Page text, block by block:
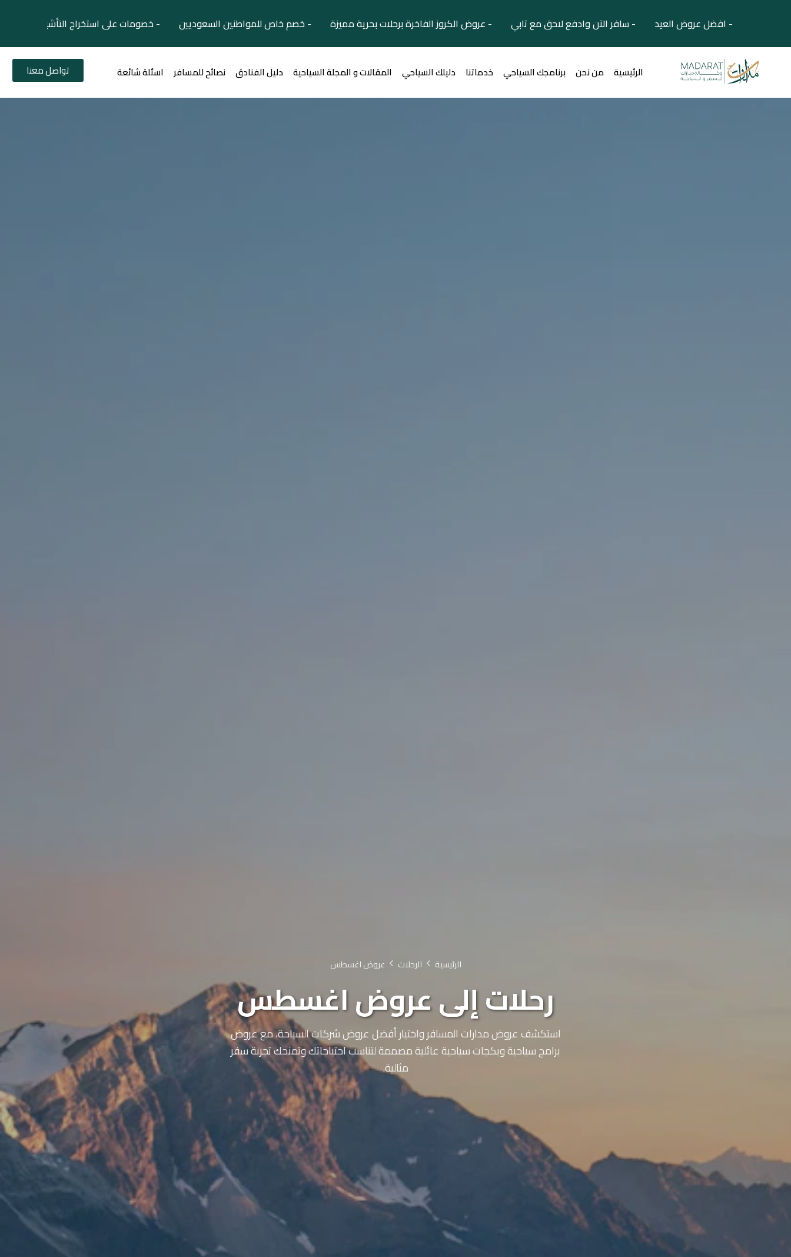
- افضل عروض العيد - سافر الآن وادفع لاحق مع تابي - عروض الكروز الفاخرة برحلات بحرية مميزة - خصم خاص للمواطنين السعوديين - خصومات على استخراج التأشيرات
الرئيسية من نحن برنامجك السياحي خدماتنا دليلك السياحي المقالات و المجلة السياحية دليل الفنادق نصائح للمسافر اسئلة شائعة تواصل معنا
الرئيسية الرحلات عروض اغسطس
رحلات إلى عروض اغسطس
استكشف عروض مدارات المسافر واختيار أفضل عروض شركات السياحة، مع عروض
برامج سياحية وبكجات سياحية عائلية مصممة لتناسب احتياجاتك وتمنحك تجربة سفر
مثالية.